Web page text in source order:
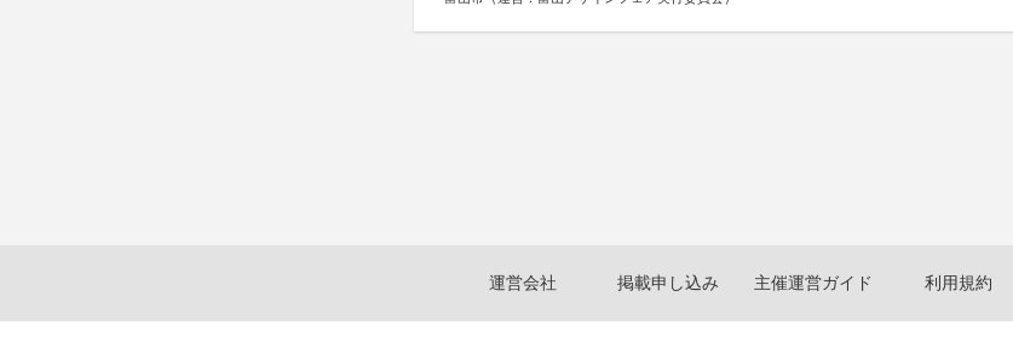
運営会社 掲載申し込み 主催運営ガイド 利用規約